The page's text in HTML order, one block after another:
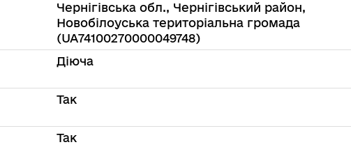
Чернігівська обл., Чернігівський район,
Новобілоуська територіальна громада
(UA74100270000049748)
Діюча
Так
Так